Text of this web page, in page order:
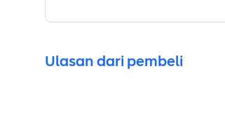
Ulasan dari pembeli